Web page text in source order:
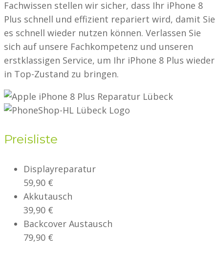
Fachwissen stellen wir sicher, dass Ihr iPhone 8
Plus schnell und effizient repariert wird, damit Sie
es schnell wieder nutzen können. Verlassen Sie
sich auf unsere Fachkompetenz und unseren
erstklassigen Service, um Ihr iPhone 8 Plus wieder
in Top-Zustand zu bringen.
Preisliste
Displayreparatur
59,90 €
Akkutausch
39,90 €
Backcover Austausch
79,90 €